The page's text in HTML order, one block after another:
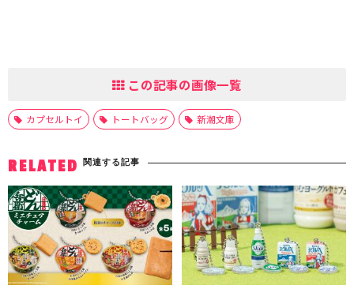
この記事の画像一覧
カプセルトイ トートバッグ 新潮文庫
RELATED 関連する記事